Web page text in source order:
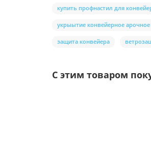
купить профнастил для
укрыытие конвейерное арочное
защита конвейера
С этим товаром